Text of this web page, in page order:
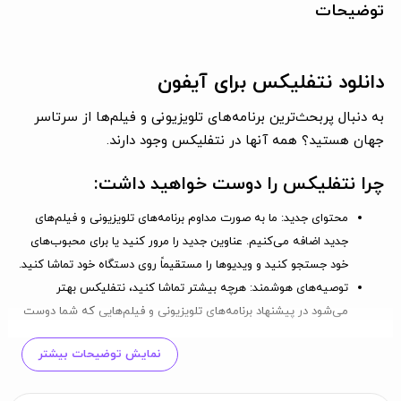
توضیحات
دانلود نتفلیکس برای آیفون
به دنبال پربحث‌ترین برنامه‌های تلویزیونی و فیلم‌ها از سرتاسر
جهان هستید؟ همه آنها در نتفلیکس وجود دارند.
چرا نتفلیکس را دوست خواهید داشت:
محتوای جدید: ما به صورت مداوم برنامه‌های تلویزیونی و فیلم‌های
جدید اضافه می‌کنیم. عناوین جدید را مرور کنید یا برای محبوب‌های
خود جستجو کنید و ویدیوها را مستقیماً روی دستگاه خود تماشا کنید.
توصیه‌های هوشمند: هرچه بیشتر تماشا کنید، نتفلیکس بهتر
می‌شود در پیشنهاد برنامه‌های تلویزیونی و فیلم‌هایی که شما دوست
با سرگرمی‌های مناسب خانواده، از تماشای ایمن
نمایش توضیحات بیشتر